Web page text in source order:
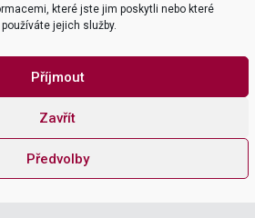
které jste jim poskytli nebo které
jejich služby.
Příjmout
Zavřít
Předvolby
START NOW